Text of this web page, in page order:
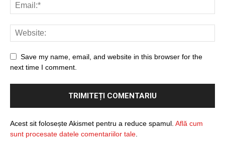
Save my name, email, and website in this browser for the
next time I comment.
Acest sit folosește Akismet pentru a reduce spamul. Află cum
sunt procesate datele comentariilor tale